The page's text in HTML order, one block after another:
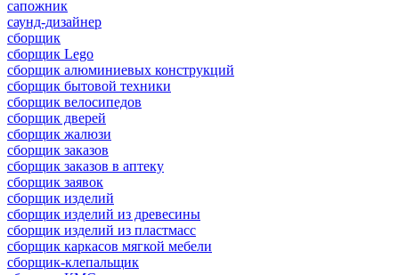
сапожник
саунд-дизайнер
сборщик
сборщик Lego
сборщик алюминиевых конструкций
сборщик бытовой техники
сборщик велосипедов
сборщик дверей
сборщик жалюзи
сборщик заказов
сборщик заказов в аптеку
сборщик заявок
сборщик изделий
сборщик изделий из древесины
сборщик изделий из пластмасс
сборщик каркасов мягкой мебели
сборщик-клепальщик